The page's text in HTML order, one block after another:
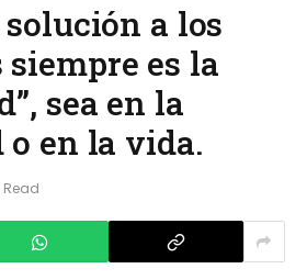
solución a los
es la
sea en la
en la vida.
Read